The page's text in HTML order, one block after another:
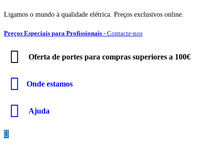
Ligamos o mundo à qualidade elétrica. Preços exclusivos online.
Preços Especiais para Profissionais - Contacte-nos
Oferta de portes para compras superiores a 100€
Onde estamos
Ajuda